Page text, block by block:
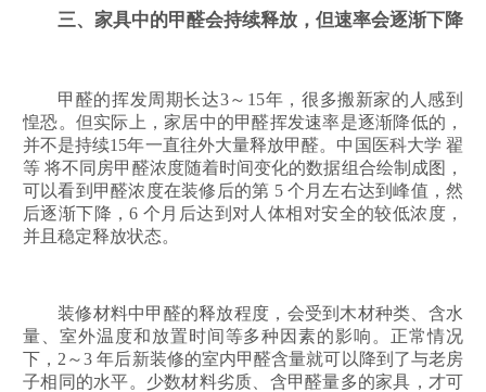
三、家具中的甲醛会持续释放，但速率会逐渐下降
甲醛的挥发周期长达3～15年，很多搬新家的人感到
惶恐。但实际上，家居中的甲醛挥发速率是逐渐降低的，
并不是持续15年一直往外大量释放甲醛。中国医科大学 翟
等 将不同房甲醛浓度随着时间变化的数据组合绘制成图，
可以看到甲醛浓度在装修后的第 5 个月左右达到峰值，然
后逐渐下降，6 个月后达到对人体相对安全的较低浓度，
并且稳定释放状态。
装修材料中甲醛的释放程度，会受到木材种类、含水
量、室外温度和放置时间等多种因素的影响。正常情况
下，2～3 年后新装修的室内甲醛含量就可以降到了与老房
子相同的水平。少数材料劣质、含甲醛量多的家具，才可